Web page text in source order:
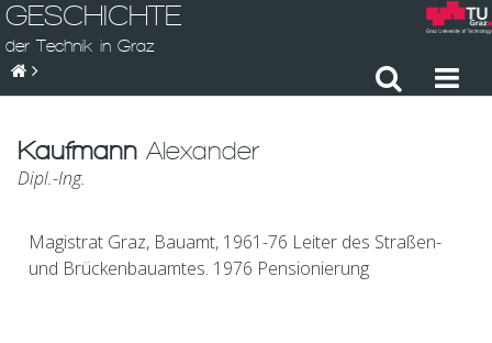
GESCHICHTE
der Technik in Graz
Kaufmann Alexander
Dipl.-Ing.
Magistrat Graz, Bauamt, 1961-76 Leiter des Straßen-
und Brückenbauamtes. 1976 Pensionierung